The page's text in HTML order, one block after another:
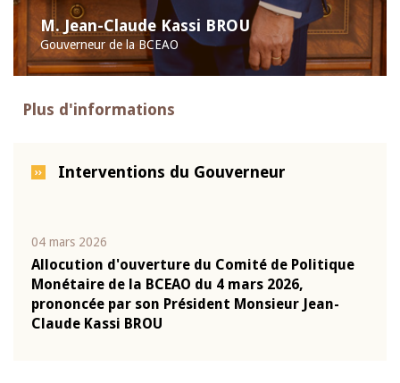
M. Jean-Claude Kassi BROU
Gouverneur de la BCEAO
Plus d'informations
Interventions du Gouverneur
04 mars 2026
Allocution d'ouverture du Comité de Politique
Monétaire de la BCEAO du 4 mars 2026,
prononcée par son Président Monsieur Jean-
Claude Kassi BROU